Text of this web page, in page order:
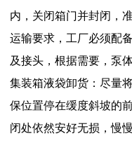
内，关闭箱门并封闭，
运输要求，工厂必须配
及接头，根据需要，泵
集装箱液袋卸货：尽量
保位置停在缓度斜坡的
闭处依然安好无损，慢